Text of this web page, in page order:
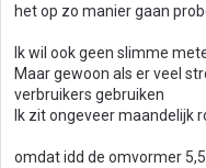
het op zo manier gaan
Ik wil ook geen slimme
Maar gewoon als er veel
verbruikers gebruiken
Ik zit ongeveer maandelijk
omdat idd de omvormer